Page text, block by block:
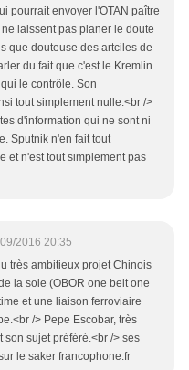
pourrait envoyer l'OTAN paître
laissent pas planer le doute
que douteuse des artciles de
du fait que c'est le Kremlin
le contrôle. Son
tout simplement nulle.<br />
d'information qui ne sont ni
Sputnik n'en fait tout
et n'est tout simplement pas
2016 20:35
très ambitieux projet Chinois
la soie (OBOR one belt one
et une liaison ferroviaire
/> Pepe Escobar, très
son sujet préféré.<br /> ses
le saker francophone.fr